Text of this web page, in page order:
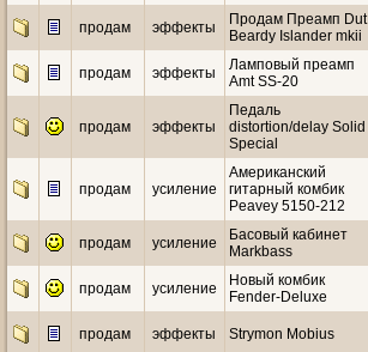
продам эффекты
Продам Преамп Dut
Beardy Islander mkii
продам эффекты
Ламповый преамп
Amt SS-20
продам эффекты
Педаль
distortion/delay Solid
Special
продам усиление
Американский
гитарный комбик
Peavey 5150-212
продам усиление
Басовый кабинет
Markbass
продам усиление
Новый комбик
Fender-Deluxe
продам эффекты Strymon Mobius